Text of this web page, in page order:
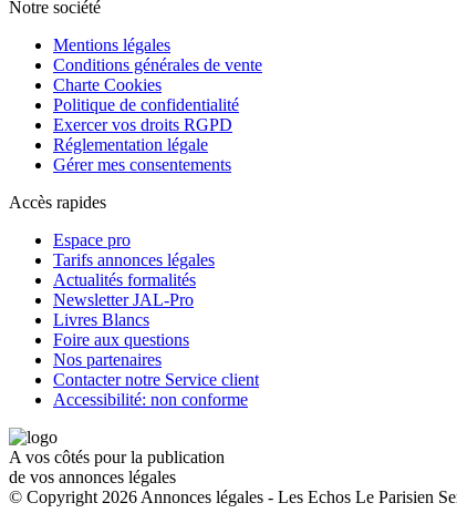
Notre société
Mentions légales
Conditions générales de vente
Charte Cookies
Politique de confidentialité
Exercer vos droits RGPD
Réglementation légale
Gérer mes consentements
Accès rapides
Espace pro
Tarifs annonces légales
Actualités formalités
Newsletter JAL-Pro
Livres Blancs
Foire aux questions
Nos partenaires
Contacter notre Service client
Accessibilité: non conforme
A vos côtés pour la publication
de vos annonces légales
© Copyright 2026 Annonces légales - Les Echos Le Parisien